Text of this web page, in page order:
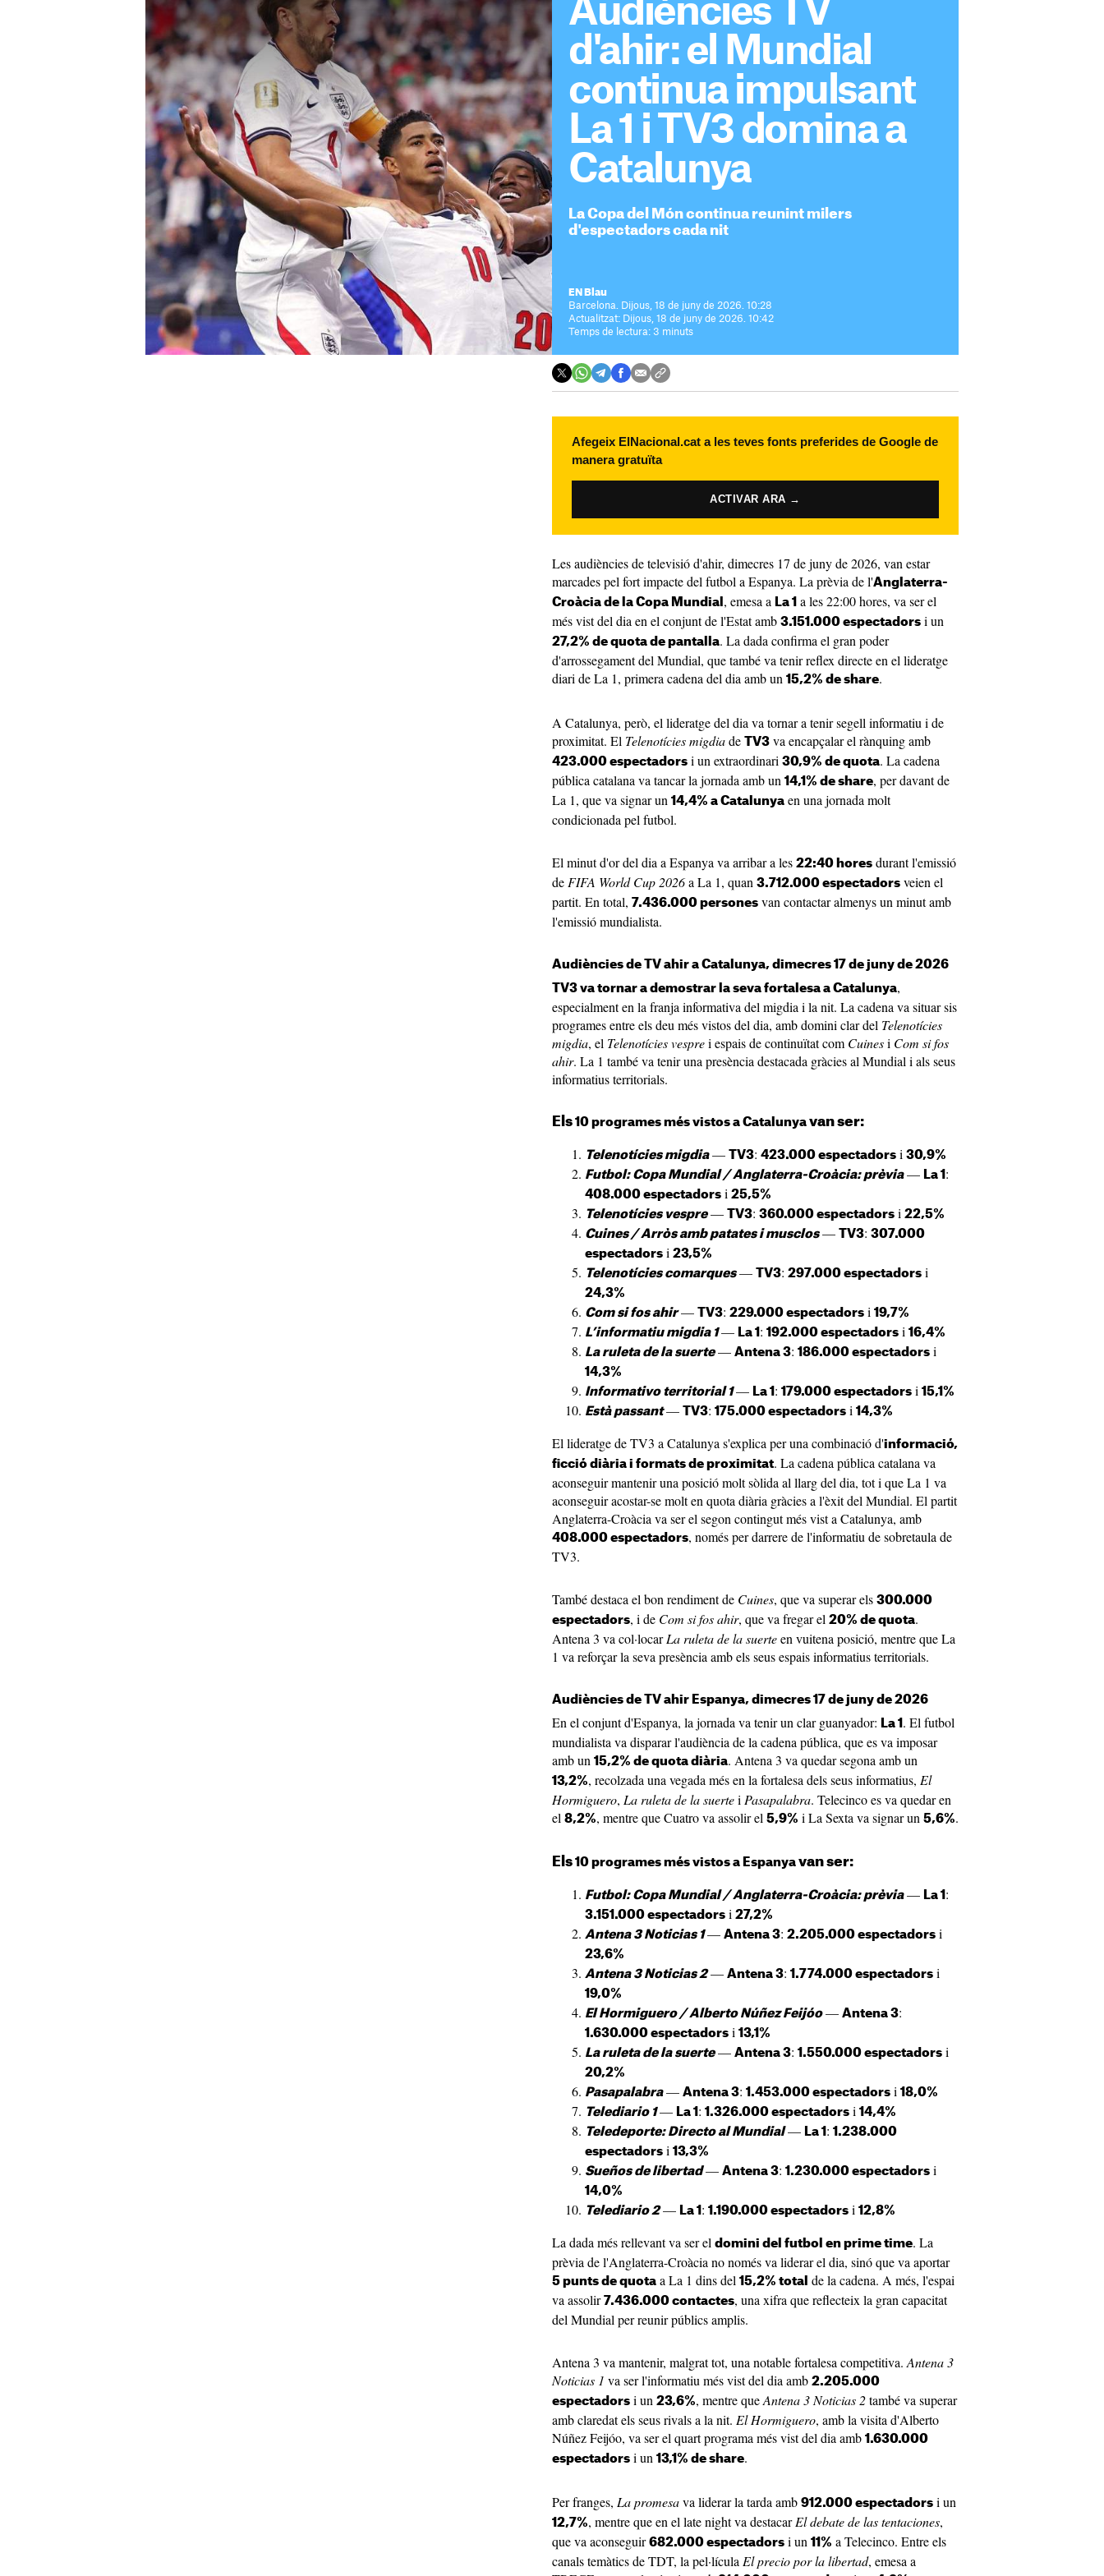
Audiències TV
d'ahir: el Mundial
continua impulsant
La 1 i TV3 domina a
Catalunya
La Copa del Món continua reunint milers
d'espectadors cada nit
EN Blau
Barcelona. Dijous, 18 de juny de 2026. 10:28
Actualitzat: Dijous, 18 de juny de 2026. 10:42
Temps de lectura: 3 minuts
Afegeix ElNacional.cat a les teves fonts preferides de Google de
manera gratuïta
ACTIVAR ARA →
Les audiències de televisió d'ahir, dimecres 17 de juny de 2026, van estar
marcades pel fort impacte del futbol a Espanya. La prèvia de l'Anglaterra-
Croàcia de la Copa Mundial , emesa a La 1 a les 22:00 hores, va ser el
més vist del dia en el conjunt de l'Estat amb 3.151.000 espectadors i un
27,2% de quota de pantalla. La dada confirma el gran poder
d'arrossegament del Mundial, que també va tenir reflex directe en el lideratge
diari de La 1, primera cadena del dia amb un 15,2% de share.
A Catalunya, però, el lideratge del dia va tornar a tenir segell informatiu i de
proximitat. El Telenotícies migdiade TV3 va encapçalar el rànquing amb
423.000 espectadors i un extraordinari 30,9% de quota. La cadena
pública catalana va tancar la jornada amb un 14,1% de share, per davant de
La 1, que va signar un 14,4% a Catalunya en una jornada molt
condicionada pel futbol.
El minut d'or del dia a Espanya va arribar a les 22:40 hores durant l'emissió
de FIFA World Cup 2026a La 1, quan 3.712.000 espectadors veien el
partit. En total, 7.436.000 persones van contactar almenys un minut amb
l'emissió mundialista.
Audiències de TV ahir a Catalunya, dimecres 17 de juny de 2026
TV3 va tornar a demostrar la seva fortalesa a Catalunya,
especialment en la franja informativa del migdia i la nit. La cadena va situar sis
programes entre els deu més vistos del dia, amb domini clar del Telenotícies
migdia, el Telenotícies vesprei espais de continuïtat com Cuinesi Com si fos
ahir. La 1 també va tenir una presència destacada gràcies al Mundial i als seus
informatius territorials.
Els 10 programes més vistos a Catalunya van ser:
Telenotícies migdia— TV3: 423.000 espectadors i 30,9%
Futbol: Copa Mundial / Anglaterra-Croàcia: prèvia— La 1 :
408.000 espectadors i 25,5%
Telenotícies vespre— TV3: 360.000 espectadors i 22,5%
Cuines / Arròs amb patates i musclos— TV3: 307.000
espectadors i 23,5%
Telenotícies comarques— TV3: 297.000 espectadors i
24,3%
Com si fos ahir— TV3: 229.000 espectadors i 19,7%
L’informatiu migdia 1— La 1 : 192.000 espectadors i 16,4%
La ruleta de la suerte— Antena 3: 186.000 espectadors i
14,3%
Informativo territorial 1— La 1 : 179.000 espectadors i 15,1%
Està passant— TV3: 175.000 espectadors i 14,3%
El lideratge de TV3 a Catalunya s'explica per una combinació d'informació,
ficció diària i formats de proximitat. La cadena pública catalana va
aconseguir mantenir una posició molt sòlida al llarg del dia, tot i que La 1 va
aconseguir acostar-se molt en quota diària gràcies a l'èxit del Mundial. El partit
Anglaterra-Croàcia va ser el segon contingut més vist a Catalunya, amb
408.000 espectadors, només per darrere de l'informatiu de sobretaula de
TV3.
També destaca el bon rendiment de Cuines, que va superar els 300.000
espectadors, i de Com si fos ahir, que va fregar el 20% de quota.
Antena 3 va col·locarLa ruleta de la suerteen vuitena posició, mentre que La
1 va reforçar la seva presència amb els seus espais informatius territorials.
Audiències de TV ahir Espanya, dimecres 17 de juny de 2026
En el conjunt d'Espanya, la jornada va tenir un clar guanyador: La 1 . El futbol
mundialista va disparar l'audiència de la cadena pública, que es va imposar
amb un 15,2% de quota diària. Antena 3 va quedar segona amb un
13,2%, recolzada una vegada més en la fortalesa dels seus informatius, El
Hormiguero, La ruleta de la suertei Pasapalabra. Telecinco es va quedar en
el 8,2%, mentre que Cuatro va assolir el 5,9% i La Sexta va signar un 5,6%.
Els 10 programes més vistos a Espanya van ser:
Futbol: Copa Mundial / Anglaterra-Croàcia: prèvia— La 1 :
3.151.000 espectadors i 27,2%
Antena 3 Noticias 1— Antena 3: 2.205.000 espectadors i
23,6%
Antena 3 Noticias 2— Antena 3: 1.774.000 espectadors i
19,0%
El Hormiguero / Alberto Núñez Feijóo— Antena 3:
1.630.000 espectadors i 13,1%
La ruleta de la suerte— Antena 3: 1.550.000 espectadors i
20,2%
Pasapalabra— Antena 3: 1.453.000 espectadors i 18,0%
Telediario 1— La 1 : 1.326.000 espectadors i 14,4%
Teledeporte: Directo al Mundial— La 1 : 1.238.000
espectadors i 13,3%
Sueños de libertad— Antena 3: 1.230.000 espectadors i
14,0%
Telediario 2— La 1 : 1.190.000 espectadors i 12,8%
La dada més rellevant va ser el domini del futbol en prime time. La
prèvia de l'Anglaterra-Croàcia no només va liderar el dia, sinó que va aportar
5 punts de quota a La 1 dins del 15,2% total de la cadena. A més, l'espai
va assolir 7.436.000 contactes, una xifra que reflecteix la gran capacitat
del Mundial per reunir públics amplis.
Antena 3 va mantenir, malgrat tot, una notable fortalesa competitiva. Antena 3
Noticias 1 va ser l'informatiu més vist del dia amb 2.205.000
espectadors i un 23,6%, mentre queAntena 3 Noticias 2també va superar
amb claredat els seus rivals a la nit. El Hormiguero, amb la visita d'Alberto
Núñez Feijóo, va ser el quart programa més vist del dia amb 1.630.000
espectadors i un 13,1% de share.
Per franges, La promesava liderar la tarda amb 912.000 espectadors i un
12,7%, mentre que en el late night va destacarEl debate de las tentaciones,
que va aconseguir 682.000 espectadors i un 11% a Telecinco. Entre els
canals temàtics de TDT, la pel·lícula El precio por la libertad, emesa a